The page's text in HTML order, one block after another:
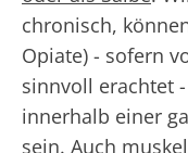
chronisch,
Opiate) - sofern
sinnvoll erachtet
innerhalb einer
sein. Auch